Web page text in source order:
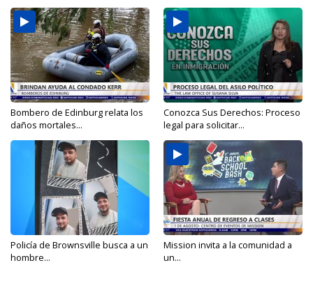
Bombero de Edinburg relata los
daños mortales...
Conozca Sus Derechos: Proceso
legal para solicitar...
Policía de Brownsville busca a un
hombre...
Mission invita a la comunidad a
un...